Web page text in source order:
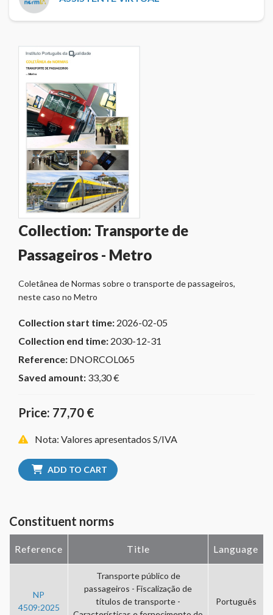
Collection: Transporte de
Passageiros - Metro
Coletânea de Normas sobre o transporte de passageiros,
neste caso no Metro
Collection start time: 2026-02-05
Collection end time: 2030-12-31
Reference: DNORCOL065
Saved amount: 33,30 €
Price: 77,70 €
Nota: Valores apresentados S/IVA
ADD TO CART
Constituent norms
Reference Title Language
NP
4509:2025
Transporte público de
passageiros - Fiscalização de
títulos de transporte -
Português